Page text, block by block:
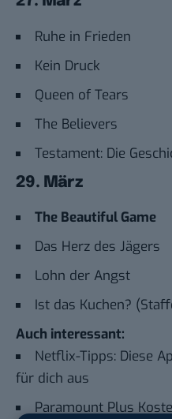
Ruhe in Frieden
Kein Druck
Queen of Tears
The Believers
Testament: Die
29. März
The Beautiful Game
Das Herz des Jägers
Lohn der Angst
Ist das Kuchen?
Auch interessant:
Netflix-Tipps: Diese
für dich aus
Paramount Plus